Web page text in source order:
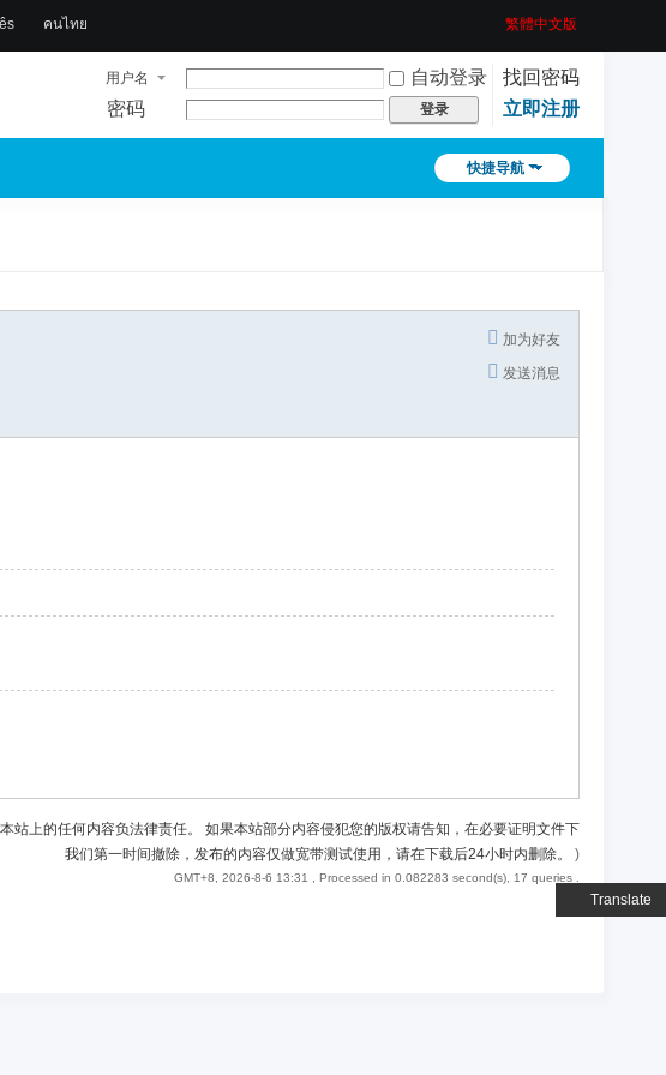
Translate
คนไทย 繁體中文版
用户名 自动登录
找回密码
密码
登录 立即注册
快捷导航
加为好友
发送消息
上的任何内容负法律责任。 如果本站部分内容侵犯您的版权请告知，在必要证明文件下
我们第一时间撤除，发布的内容仅做宽带测试使用，请在下载后24小时内删除。
)
GMT+8, 2026-8-6 13:31 , Processed in 0.082283 second(s), 17 queries .